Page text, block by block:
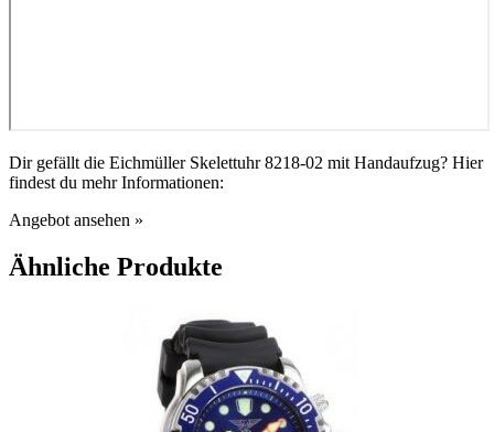
Dir gefällt die Eichmüller Skelettuhr 8218-02 mit Handaufzug? Hier
findest du mehr Informationen:
Angebot ansehen »
Ähnliche Produkte